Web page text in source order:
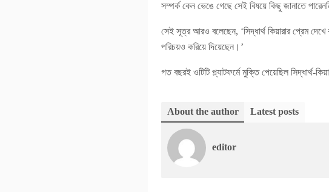
সম্পর্ক কেন ভেঙে গেছে সেই বিষয়ে কিছু জানাতে
সেই সূত্র আরও বলেছেন, ‘সিদ্ধার্থ কিয়ারার প্রেম
পরিচয়ও করিয়ে দিয়েছেন।’
গত বছরই ওটিটি প্ল্যাটফর্মে মুক্তি পেয়েছিল সিদ্ধার্থ-
About the author Latest posts
editor